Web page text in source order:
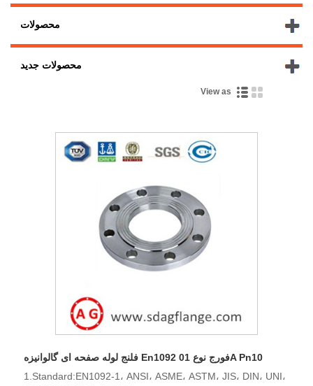
محصولات
محصولات جدید
View as
فلنج لوله صفحه ای گالوانیزه En1092 فورج نوع 01A Pn10
1.Standard:EN1092-1، ANSI، ASME، ASTM، JIS، DIN، UNI،